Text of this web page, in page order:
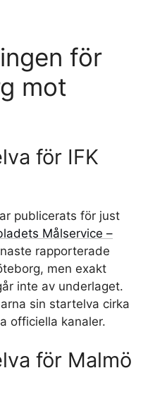
för
mot
för IFK
publicerats för just
Målservice –
rapporterade
men exakt
inte av underlaget.
sin startelva cirka
officiella kanaler.
för Malmö